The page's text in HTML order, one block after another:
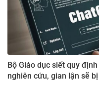
Bộ Giáo dục siết quy
nghiên cứu, gian lận sẽ